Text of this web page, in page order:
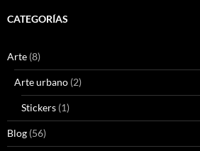
CATEGORÍAS
Arte (8)
Arte urbano (2)
Stickers (1)
Blog (56)